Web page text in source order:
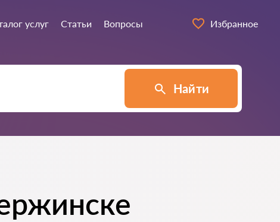
услуг Статьи Вопросы Избранное
Найти